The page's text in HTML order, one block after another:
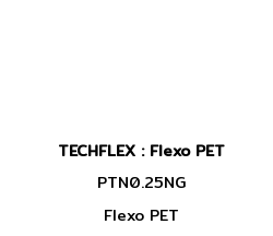
TECHFLEX : Flexo PET
PTN0.25NG
Flexo PET